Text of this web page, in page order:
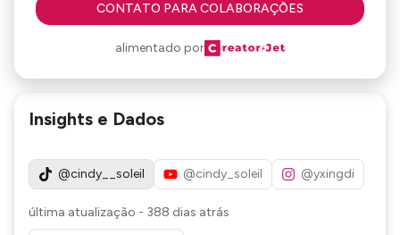
CONTATO PARA COLABORAÇÕES
alimentado por
Insights e Dados
@cindy__soleil @cindy_soleil @yxingdi
última atualização - 388 dias atrás